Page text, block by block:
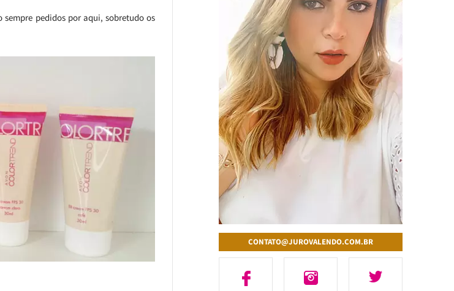
pedidos por aqui, sobretudo os
CONTATO@JUROVALENDO.COM.BR